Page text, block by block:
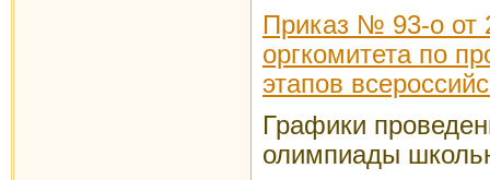
Приказ № 93-о от
оргкомитета по
этапов
Графики
олимпиады